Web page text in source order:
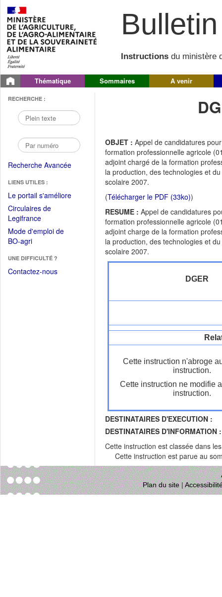
Instructions du ministère
Thématique Sommaires A venir
RECHERCHE :
Recherche Avancée
LIENS UTILES :
Le portail s'améliore(Fichier
Circulaires de
Legifrance(Ouvrir
dans
une
fenêtre)
Mode d'emploi de
BO-agri(Ouvrir
une
nouvelle
UNE DIFFICULTÉ ?
Contactez-nous
OBJET : Appel de candidatures
formation professionnelle agricole
adjoint chargé de la formation
la production, des technologies et
scolaire 2007.
(Télécharger le PDF (33ko))
RESUME : Appel de candidatures
formation professionnelle agricole
adjoint charge de la formation
la production, des technologies et
scolaire 2007.
DGER
Cette instruction n'abroge
instruction.
Cette instruction ne modifie
instruction.
DESTINATAIRES D'EXECUTION :
DESTINATAIRES D'INFORMATION :
Cette instruction est classée dans
Cette instruction est parue au
Plan du site|